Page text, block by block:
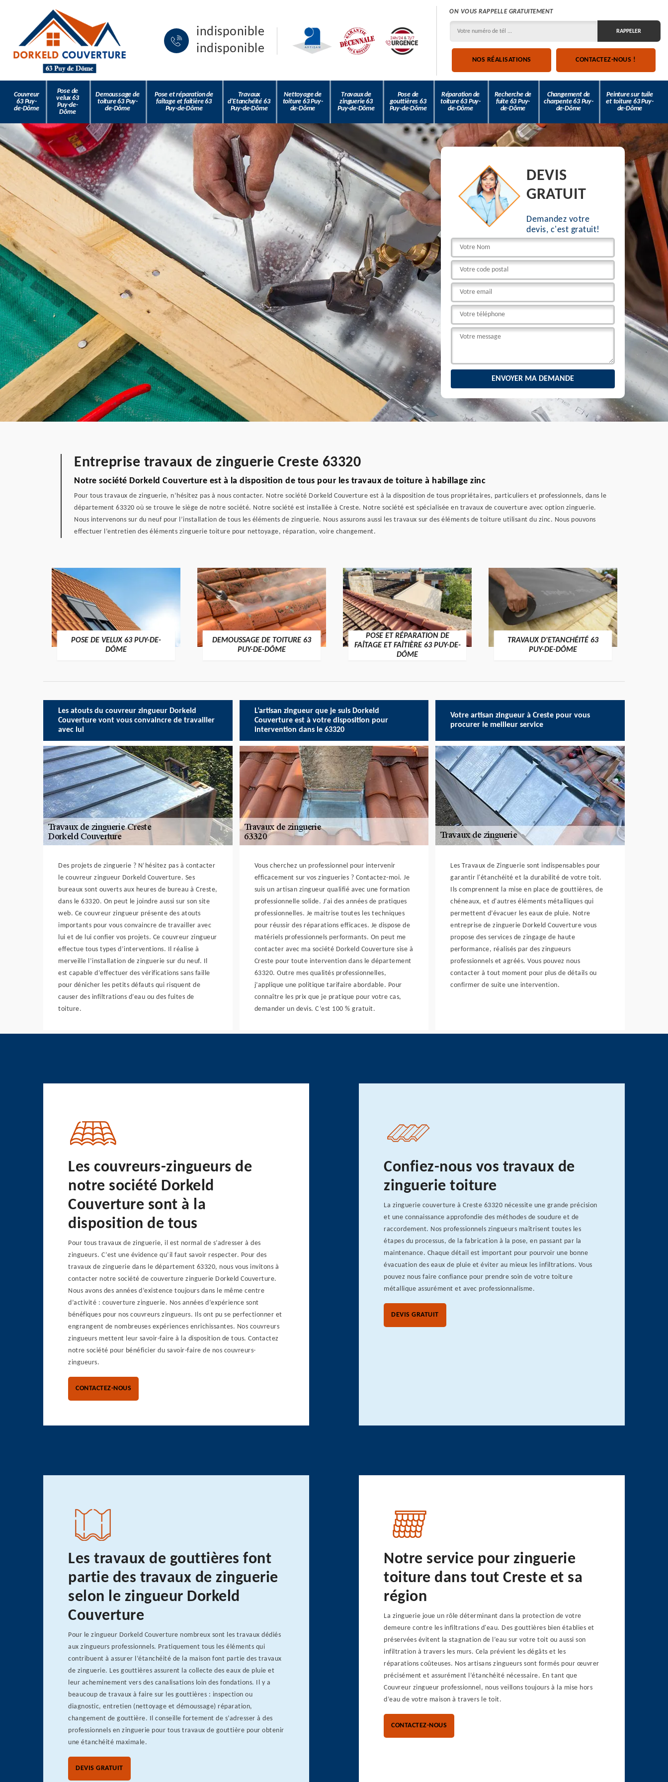
indisponible
indisponible
ON VOUS RAPPELLE GRATUITEMENT
NOS RÉALISATIONS CONTACTEZ-NOUS !
Couvreur
63 Puy-
de-Dôme
Pose de
velux 63
Puy-de-
Dôme
Demoussage de
toiture 63 Puy-
de-Dôme
Pose et réparation de
faîtage et faîtière 63
Puy-de-Dôme
Travaux
d'Etanchéité 63
Puy-de-Dôme
Nettoyage de
toiture 63 Puy-
de-Dôme
Travaux de
zinguerie 63
Puy-de-Dôme
Pose de
gouttières 63
Puy-de-Dôme
Réparation de
toiture 63 Puy-
de-Dôme
Recherche de
fuite 63 Puy-
de-Dôme
Changement de
charpente 63 Puy-
de-Dôme
Peinture sur tuile
et toiture 63 Puy-
de-Dôme
DEVIS
GRATUIT
Demandez votre
devis, c'est gratuit!
Entreprise travaux de zinguerie Creste 63320
Notre société Dorkeld Couverture est à la disposition de tous pour les travaux de toiture à habillage zinc
Pour tous travaux de zinguerie, n’hésitez pas à nous contacter. Notre société Dorkeld Couverture est à la disposition de tous propriétaires, particuliers et professionnels, dans le
département 63320 où se trouve le siège de notre société. Notre société est installée à Creste. Notre société est spécialisée en travaux de couverture avec option zinguerie.
Nous intervenons sur du neuf pour l’installation de tous les éléments de zinguerie. Nous assurons aussi les travaux sur des éléments de toiture utilisant du zinc. Nous pouvons
effectuer l’entretien des éléments zinguerie toiture pour nettoyage, réparation, voire changement.
POSE DE VELUX 63 PUY-DE-
DÔME
DEMOUSSAGE DE TOITURE 63
PUY-DE-DÔME
POSE ET RÉPARATION DE
FAÎTAGE ET FAÎTIÈRE 63 PUY-DE-
DÔME
TRAVAUX D'ETANCHÉITÉ 63
PUY-DE-DÔME
Les atouts du couvreur zingueur Dorkeld
Couverture vont vous convaincre de travailler
avec lui
Des projets de zinguerie ? N’hésitez pas à contacter
le couvreur zingueur Dorkeld Couverture. Ses
bureaux sont ouverts aux heures de bureau à Creste,
dans le 63320. On peut le joindre aussi sur son site
web. Ce couvreur zingueur présente des atouts
importants pour vous convaincre de travailler avec
lui et de lui confier vos projets. Ce couvreur zingueur
effectue tous types d’interventions. Il réalise à
merveille l’installation de zinguerie sur du neuf. Il
est capable d’effectuer des vérifications sans faille
pour dénicher les petits défauts qui risquent de
causer des infiltrations d’eau ou des fuites de
toiture.
L’artisan zingueur que je suis Dorkeld
Couverture est à votre disposition pour
intervention dans le 63320
Vous cherchez un professionnel pour intervenir
efficacement sur vos zingueries ? Contactez-moi. Je
suis un artisan zingueur qualifié avec une formation
professionnelle solide. J’ai des années de pratiques
professionnelles. Je maitrise toutes les techniques
pour réussir des réparations efficaces. Je dispose de
matériels professionnels performants. On peut me
contacter avec ma société Dorkeld Couverture sise à
Creste pour toute intervention dans le département
63320. Outre mes qualités professionnelles,
j’applique une politique tarifaire abordable. Pour
connaître les prix que je pratique pour votre cas,
demander un devis. C’est 100 % gratuit.
Votre artisan zingueur à Creste pour vous
procurer le meilleur service
Les Travaux de Zinguerie sont indispensables pour
garantir l'étanchéité et la durabilité de votre toit.
Ils comprennent la mise en place de gouttières, de
chéneaux, et d'autres éléments métalliques qui
permettent d’évacuer les eaux de pluie. Notre
entreprise de zinguerie Dorkeld Couverture vous
propose des services de zingage de haute
performance, réalisés par des zingueurs
professionnels et agréés. Vous pouvez nous
contacter à tout moment pour plus de détails ou
confirmer de suite une intervention.
Les couvreurs-zingueurs de
notre société Dorkeld
Couverture sont à la
disposition de tous
Pour tous travaux de zinguerie, il est normal de s’adresser à des
zingueurs. C’est une évidence qu’il faut savoir respecter. Pour des
travaux de zinguerie dans le département 63320, nous vous invitons à
contacter notre société de couverture zinguerie Dorkeld Couverture.
Nous avons des années d’existence toujours dans le même centre
d’activité : couverture zinguerie. Nos années d’expérience sont
bénéfiques pour nos couvreurs zingueurs. Ils ont pu se perfectionner et
engrangent de nombreuses expériences enrichissantes. Nos couvreurs
zingueurs mettent leur savoir-faire à la disposition de tous. Contactez
notre société pour bénéficier du savoir-faire de nos couvreurs-
zingueurs.
CONTACTEZ-NOUS
Confiez-nous vos travaux de
zinguerie toiture
La zinguerie couverture à Creste 63320 nécessite une grande précision
et une connaissance approfondie des méthodes de soudure et de
raccordement. Nos professionnels zingueurs maîtrisent toutes les
étapes du processus, de la fabrication à la pose, en passant par la
maintenance. Chaque détail est important pour pourvoir une bonne
évacuation des eaux de pluie et éviter au mieux les infiltrations. Vous
pouvez nous faire confiance pour prendre soin de votre toiture
métallique assurément et avec professionnalisme.
DEVIS GRATUIT
Les travaux de gouttières font
partie des travaux de zinguerie
selon le zingueur Dorkeld
Couverture
Pour le zingueur Dorkeld Couverture nombreux sont les travaux dédiés
aux zingueurs professionnels. Pratiquement tous les éléments qui
contribuent à assurer l’étanchéité de la maison font partie des travaux
de zinguerie. Les gouttières assurent la collecte des eaux de pluie et
leur acheminement vers des canalisations loin des fondations. Il y a
beaucoup de travaux à faire sur les gouttières : inspection ou
diagnostic, entretien (nettoyage et démoussage) réparation,
changement de gouttière. Il conseille fortement de s’adresser à des
professionnels en zinguerie pour tous travaux de gouttière pour obtenir
une étanchéité maximale.
DEVIS GRATUIT
Notre service pour zinguerie
toiture dans tout Creste et sa
région
La zinguerie joue un rôle déterminant dans la protection de votre
demeure contre les infiltrations d'eau. Des gouttières bien établies et
préservées évitent la stagnation de l’eau sur votre toit ou aussi son
infiltration à travers les murs. Cela prévient les dégâts et les
réparations coûteuses. Nos artisans zingueurs sont formés pour œuvrer
précisément et assurément l’étanchéité nécessaire. En tant que
Couvreur zingueur professionnel, nous veillons toujours à la mise hors
d’eau de votre maison à travers le toit.
CONTACTEZ-NOUS